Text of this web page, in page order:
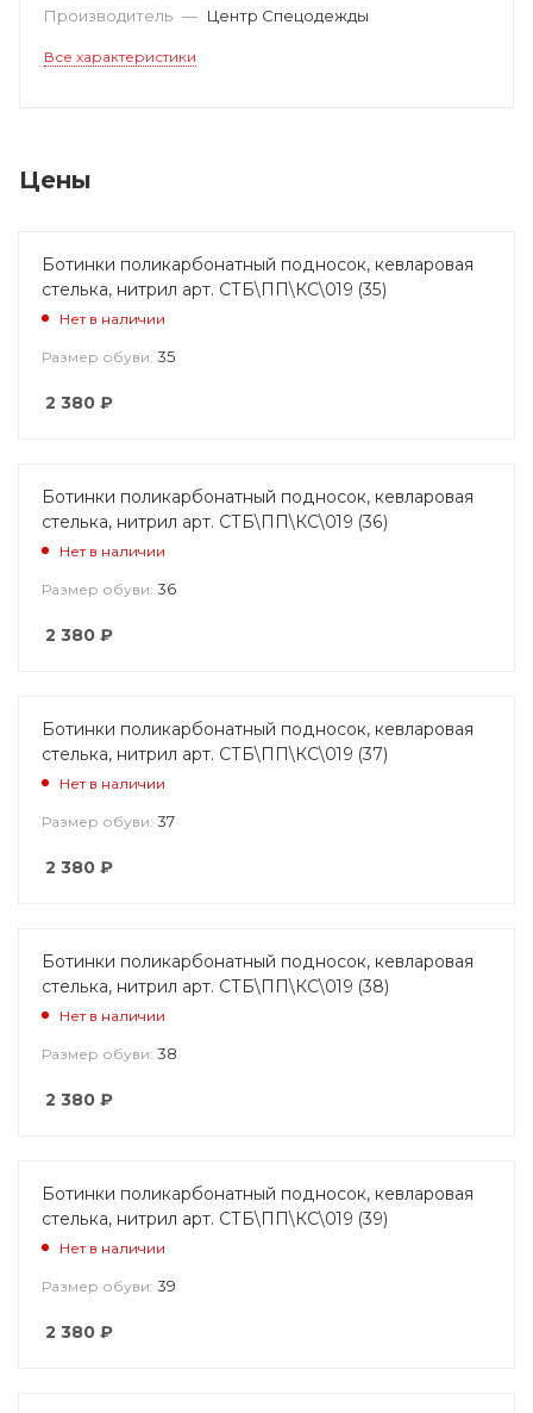
Производитель — Центр Спецодежды
Все характеристики
Цены
Ботинки поликарбонатный подносок, кевларовая
стелька, нитрил арт. СТБ\ПП\КС\019 (35)
Нет в наличии
Размер обуви: 35
2 380 ₽
Ботинки поликарбонатный подносок, кевларовая
стелька, нитрил арт. СТБ\ПП\КС\019 (36)
Нет в наличии
Размер обуви: 36
2 380 ₽
Ботинки поликарбонатный подносок, кевларовая
стелька, нитрил арт. СТБ\ПП\КС\019 (37)
Нет в наличии
Размер обуви: 37
2 380 ₽
Ботинки поликарбонатный подносок, кевларовая
стелька, нитрил арт. СТБ\ПП\КС\019 (38)
Нет в наличии
Размер обуви: 38
2 380 ₽
Ботинки поликарбонатный подносок, кевларовая
стелька, нитрил арт. СТБ\ПП\КС\019 (39)
Нет в наличии
Размер обуви: 39
2 380 ₽